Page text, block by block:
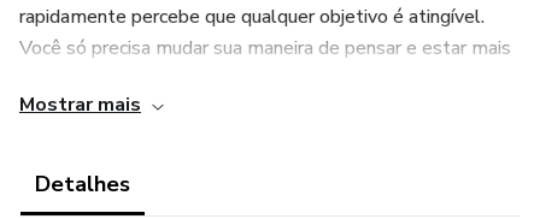
rapidamente percebe que qualquer objetivo é atingível.
Você só precisa mudar sua maneira de pensar e estar mais
mentalidade. Adquirir uma mentalidade de abundância
para você.
Mostrar mais
Detalhes